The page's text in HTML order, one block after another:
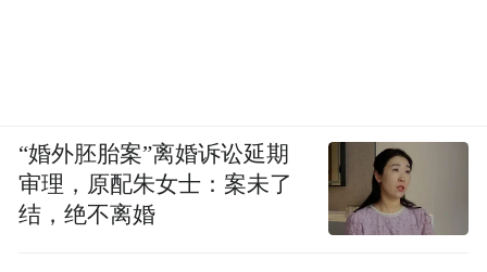
“婚外胚胎案”离婚诉讼延期
审理，原配朱女士：案未了
结，绝不离婚